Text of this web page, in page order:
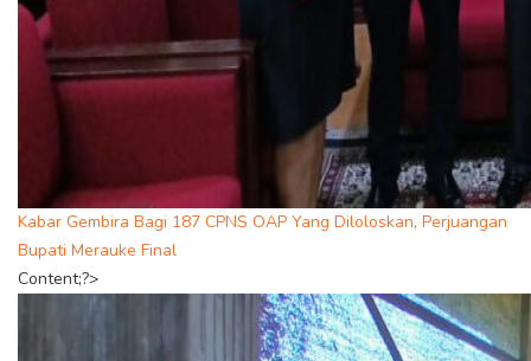
Kabar Gembira Bagi 187 CPNS OAP Yang Diloloskan, Perjuangan
Bupati Merauke Final
Content;?>